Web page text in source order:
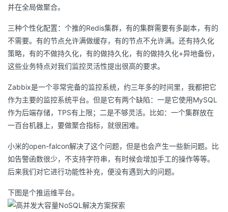
并在全局做聚合。
三种个性化配置：个推的Redis集群，有的集群需要有多副本，有的
不需要。有的节点允许满做缓存，有的节点不允许满。还有持久化
策略，有的不做持久化，有的做持久化，有的做持久化+异地备份，
这些业务特点对我们监控灵活性提出很高的要求。
Zabbix是一个非常完备的监控系统，约三年多的时间里，我都把它
作为主要的监控系统平台。但是它有两个缺陷：一是它使用MySQL
作为后端存储，TPS有上限；二是不够灵活。比如：一个集群放在
一百台机器上，要做聚合指标，就很困难。
小米的open-falcon解决了这个问题，但是也会产生一些新问题。比
如告警函数很少，不支持字符串，有时候会增加手工的操作等等。
后来我们对它进行功能性补充，便没有遇到大的问题。
下图是个推运维平台。